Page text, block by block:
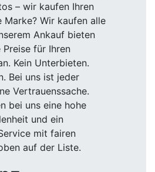
anbieten:
Ende
und dort Ihr
Problem: Wir holen Ihr
ab. Und die
Die übernehmen
egal, wo Sie in